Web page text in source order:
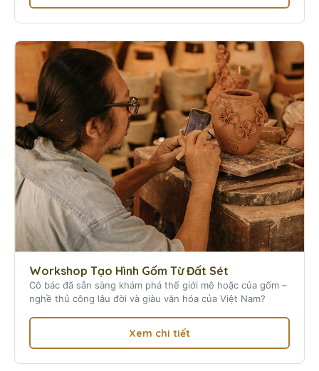
Workshop Tạo Hình Gốm Từ Đất Sét
Cô bác đã sẵn sàng khám phá thế giới mê hoặc của gốm –
nghề thủ công lâu đời và giàu văn hóa của Việt Nam?
Xem chi tiết